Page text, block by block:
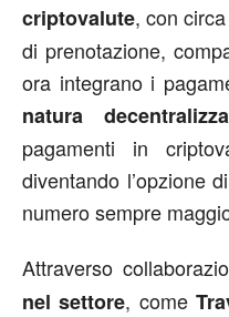
criptovalute, con
di prenotazione,
ora integrano i
natura
pagamenti in
diventando l’opzione
numero sempre
Attraverso
nel settore, come